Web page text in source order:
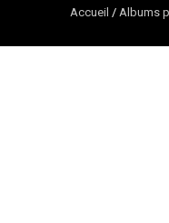
Accueil / Albums